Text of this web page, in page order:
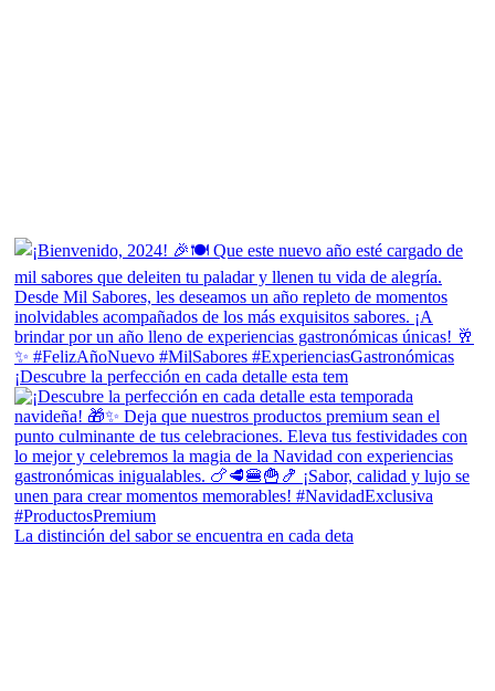
¡Descubre la perfección en cada detalle esta tem
La distinción del sabor se encuentra en cada deta